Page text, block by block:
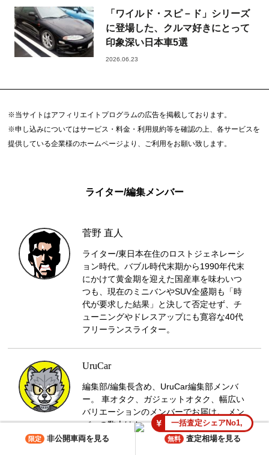
「ワイルド・スピ－ド」シリーズ
に登場した、クルマ好きにとって
印象深い日本車5選
2026.06.23
限定 非公開車両を見る
一括査定シェアNo1,
無料 査定相場を見る
※当サイトはアフィリエイトプログラムの広告を掲載しております。
※申し込みについてはサービス・料金・利用規約等を確認の上、各サービスを
提供している企業様のホームページより、ご利用をお願い致します。
ライター/編集メンバー
菅野 直人
ライター/東日本在住のロストジェネレーシ
ョン時代。バブル時代末期から1990年代末
にかけて黄金期を迎えた国産車を味わいつ
つも、現在のミニバンやSUV全盛期も「時
代が要求した結果」と決して否定せず、チ
ューニングやドレスアップにも寛容な40代
フリーランスライター。
UruCar
編集部/編集長含め、UruCar編集部メンバ
ー。 車オタク、ガジェットオタク、幅広い
バリエーションのメンバーでお届け。 メン
バーの数人はカーシェアリング、レンタカ
ー派。